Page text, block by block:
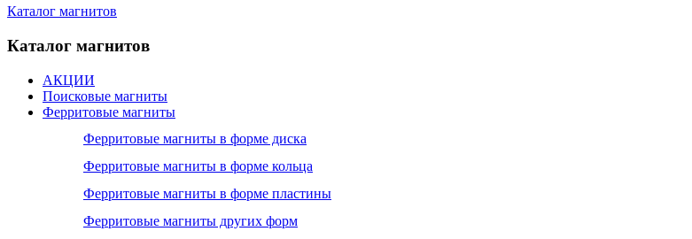
Каталог магнитов
Каталог магнитов
АКЦИИ
Поисковые магниты
Ферритовые магниты
Ферритовые магниты в форме диска
Ферритовые магниты в форме кольца
Ферритовые магниты в форме пластины
Ферритовые магниты других форм